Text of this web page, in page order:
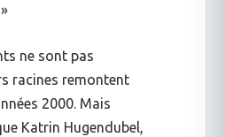
ne sont pas
racines remontent
2000. Mais
Katrin Hugendubel,